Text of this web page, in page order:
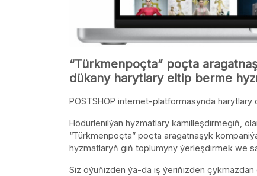
“Türkmenpoçta” poçta
dükany harytlary eltip berme
POSTSHOP internet-platformasynda
Hödürlenilýän hyzmatlary kämilleşdirmegiň,
“Türkmenpoçta” poçta aragatnaşyk
hyzmatlaryň giň toplumyny ýerleşdirmek we
Siz öýüňizden ýa-da iş ýeriňizden çykmazdan